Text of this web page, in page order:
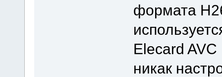
формата
Elecard
никак